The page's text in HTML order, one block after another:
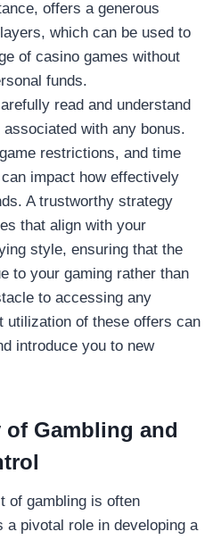
offers a generous
which can be used to
of casino games without
funds.
read and understand
with any bonus.
restrictions, and time
impact how effectively
A trustworthy strategy
that align with your
style, ensuring that the
to your gaming rather than
to accessing any
utilization of these offers can
introduce you to new
Gambling and
of gambling is often
a pivotal role in developing a